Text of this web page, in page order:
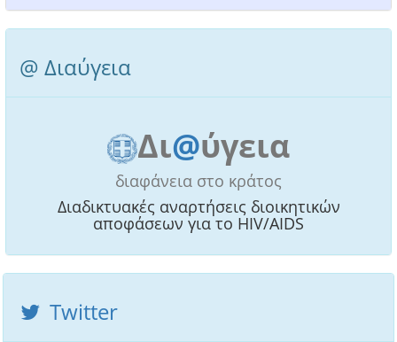
@ Διαύγεια
Δι@ύγεια
διαφάνεια στο κράτος
Διαδικτυακές αναρτήσεις διοικητικών
αποφάσεων για το HIV/AIDS
Twitter